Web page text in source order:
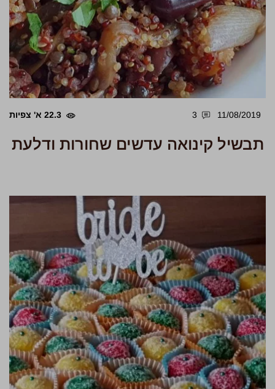
11/08/2019
3 22.3 א' צפיות
תבשיל קינואה עדשים שחורות ודלעת